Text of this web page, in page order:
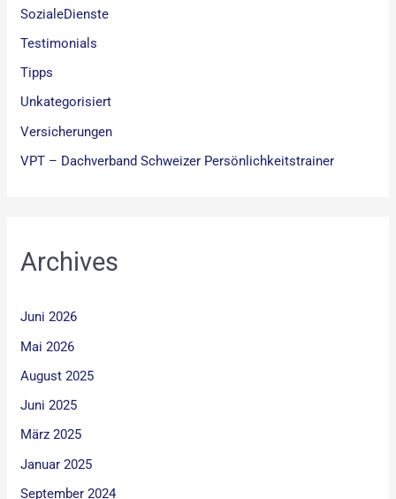
SozialeDienste
Testimonials
Tipps
Unkategorisiert
Versicherungen
VPT – Dachverband Schweizer Persönlichkeitstrainer
Archives
Juni 2026
Mai 2026
August 2025
Juni 2025
März 2025
Januar 2025
September 2024